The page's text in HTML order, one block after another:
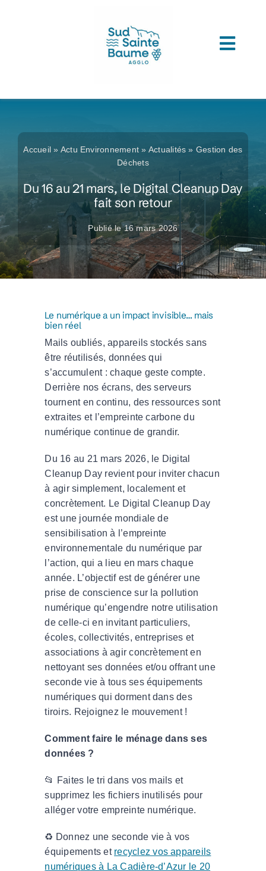
COMPRENDRE L’AGGLOMERATION
CONNAITRE SON ADMINISTRATION
ACCEDER A VOS SERVICES
DECOUVRIR SUD SAINTE BAUME
TOUTES LES ACTUS
LES MÉDIATHÈQUES
Accueil» Actu Environnement » Actualités » Gestion des
Déchets
Du 16 au 21 mars, le Digital Cleanup Day
fait son retour
Publié le 16 mars 2026
Le numérique a un impact invisible… mais
bien réel
Mails oubliés, appareils stockés sans
être réutilisés, données qui
s’accumulent : chaque geste compte.
Derrière nos écrans, des serveurs
tournent en continu, des ressources sont
extraites et l’empreinte carbone du
numérique continue de grandir.
Du 16 au 21 mars 2026, le Digital
Cleanup Day revient pour inviter chacun
à agir simplement, localement et
concrètement. Le Digital Cleanup Day
est une journée mondiale de
sensibilisation à l’empreinte
environnementale du numérique par
l’action, qui a lieu en mars chaque
année. L’objectif est de générer une
prise de conscience sur la pollution
numérique qu’engendre notre utilisation
de celle-ci en invitant particuliers,
écoles, collectivités, entreprises et
associations à agir concrètement en
nettoyant ses données et/ou offrant une
seconde vie à tous ses équipements
numériques qui dorment dans des
tiroirs. Rejoignez le mouvement !
Comment faire le ménage dans ses
données ?
📂 Faites le tri dans vos mails et
supprimez les fichiers inutilisés pour
alléger votre empreinte numérique.
♻️ Donnez une seconde vie à vos
équipements et recyclez vos appareils
numériques à La Cadière-d’Azur le 20